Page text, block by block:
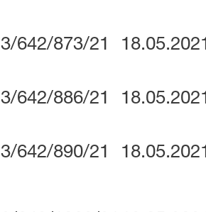
3/642/873/21
3/642/886/21
3/642/890/21